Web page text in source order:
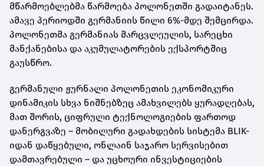
მწარმოებლებმა წარმოება პოლონეთში გადაიტანეს.
ამავე პერიოდში გერმანიის წილი 6%-მდე შემცირდა.
პოლონეთმა გერმანიას მარცვლეულის, სარეცხი
მანქანებისა და აკუმულატორების ექსპორტშიც
გაუსწრო.
გერმანული ჟურნალი პოლონეთის ეკონომიკური
დინამიკის სხვა ნიშნებზეც ამახვილებს ყურადღებას,
მათ შორის, ციფრული ტექნოლოგიების ფართოდ
დანერგვაზე – მობილური გადახდების სისტემა BLIK-
იდან დაწყებული, ონლაინ საჯარო სერვისებით
დამთავრებული – და უცხოური ინვესტიციების